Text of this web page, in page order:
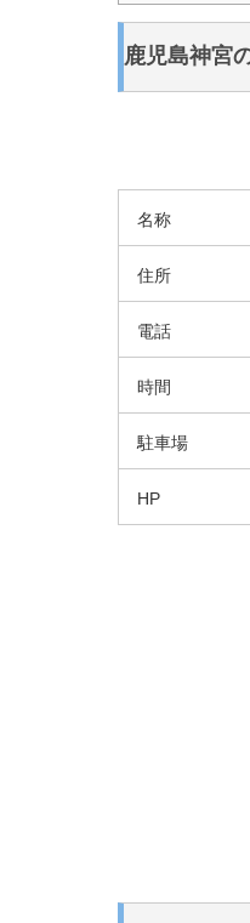
鹿児島神宮
名称
住所
電話
時間
駐車場
HP